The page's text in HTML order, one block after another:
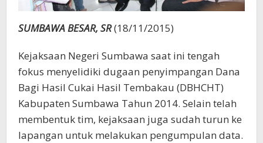
SUMBAWA BESAR, SR(18/11/2015)
Kejaksaan Negeri Sumbawa saat ini tengah
fokus menyelidiki dugaan penyimpangan Dana
Bagi Hasil Cukai Hasil Tembakau (DBHCHT)
Kabupaten Sumbawa Tahun 2014. Selain telah
membentuk tim, kejaksaan juga sudah turun ke
lapangan untuk melakukan pengumpulan data.